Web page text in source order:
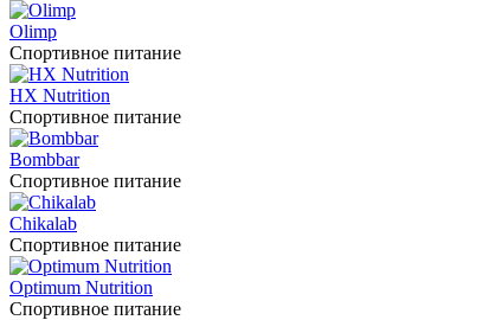
Olimp
Спортивное питание
HX Nutrition
Спортивное питание
Bombbar
Спортивное питание
Chikalab
Спортивное питание
Optimum Nutrition
Спортивное питание